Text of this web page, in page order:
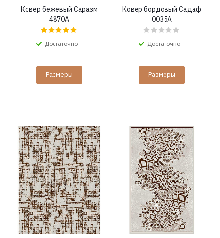
Ковер бежевый Саразм
4870A
Достаточно
Размеры
Ковер бордовый Садаф
0035A
Достаточно
Размеры